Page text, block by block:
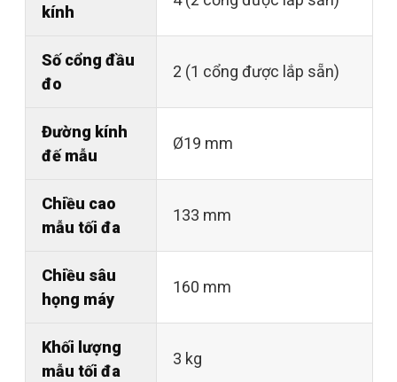
kính
Số cổng đầu
đo
2 (1 cổng được lắp sẵn)
Đường kính
đế mẫu
Ø19 mm
Chiều cao
mẫu tối đa
133 mm
Chiều sâu
họng máy
160 mm
Khối lượng
mẫu tối đa
3 kg